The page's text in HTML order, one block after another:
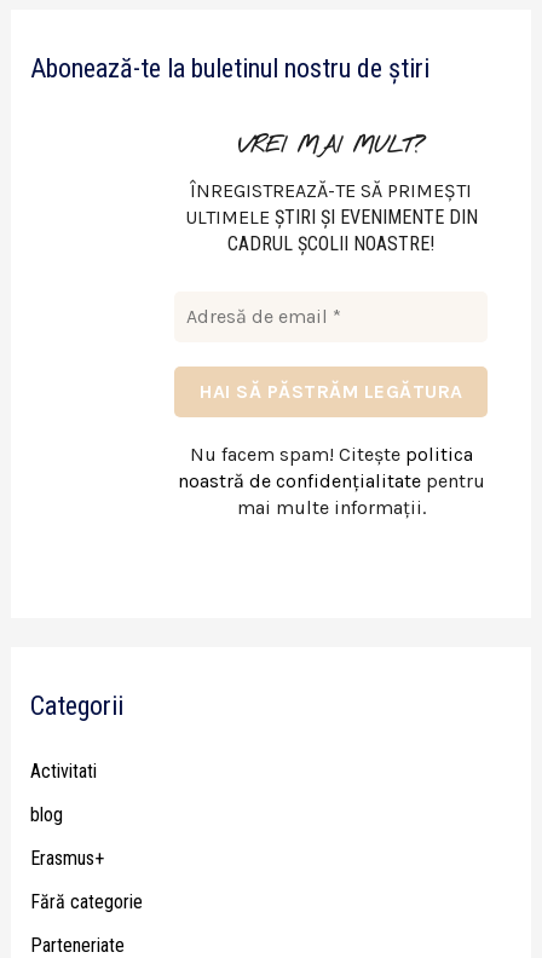
o
Abonează-te la buletinul nostru de știri
VREI MAI MULT?
ÎNREGISTREAZĂ-TE SĂ PRIMEȘTI
ULTIMELE ŞTIRI ŞI EVENIMENTE DIN
CADRUL ŞCOLII NOASTRE!
Nu facem spam! Citește politica
noastră de confidențialitatepentru
mai multe informații.
Categorii
Activitati
blog
Erasmus+
Fără categorie
Parteneriate